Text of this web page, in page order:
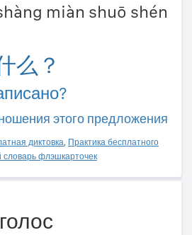
miàn shuō shén
么？
этого предложения
диктовка, Практика бесплатного
словарь флэшкарточек